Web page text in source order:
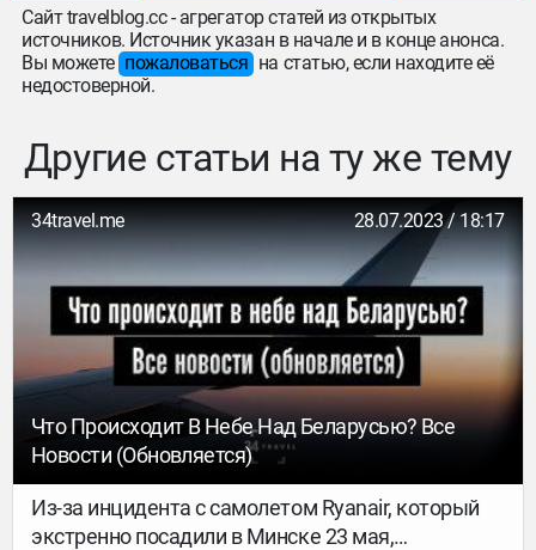
Сайт travelblog.cc - агрегатор статей из открытых
источников. Источник указан в начале и в конце анонса.
Вы можете пожаловаться на статью, если находите её
недостоверной.
Другие статьи на ту же тему
34travel.me 28.07.2023 / 18:17
Что Происходит В Небе Над Беларусью? Все
Новости (обновляется)
Из-за инцидента с самолетом Ryanair, который
экстренно посадили в Минске 23 мая,